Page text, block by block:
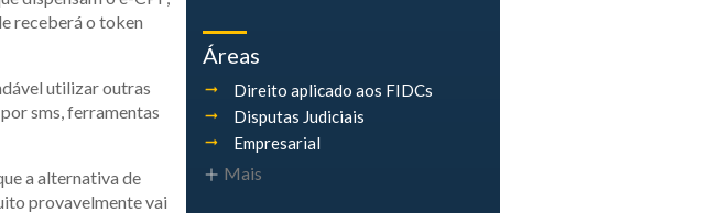
receberá o token
utilizar outras
sms, ferramentas
a alternativa de
provavelmente vai
Áreas
Direito aplicado aos FIDCs
Disputas Judiciais
Empresarial
Mais